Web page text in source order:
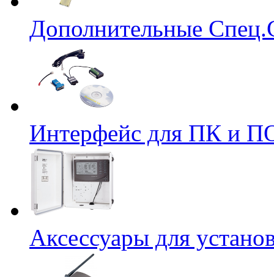
Дополнительные
Интерфейс для ПК и
Аксессуары для